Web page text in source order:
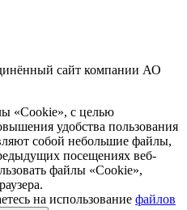
сайт компании АО
«Сookie», с целью
удобства пользования
собой небольшие файлы,
посещениях веб-
файлы «Сookie»,
на использование файлов